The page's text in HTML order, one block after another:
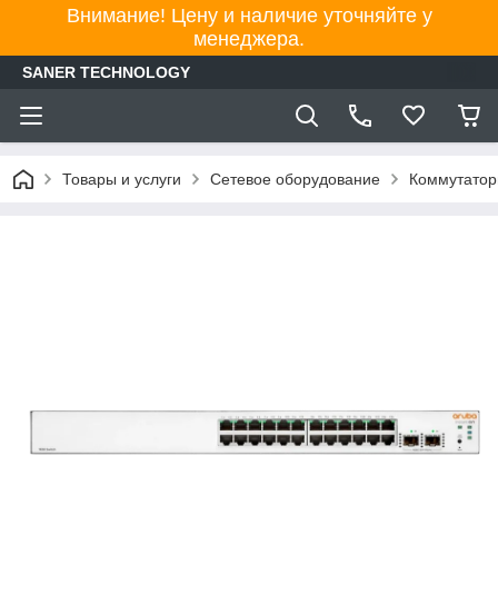
Внимание! Цену и наличие уточняйте у
менеджера.
SANER TECHNOLOGY
Товары и услуги Сетевое оборудование